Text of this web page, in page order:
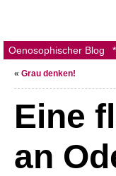
Oenosophischer Blog
« Grau denken!
Eine
an